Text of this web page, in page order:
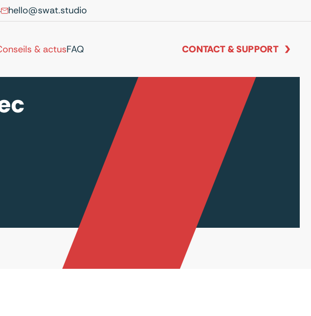
hello@swat.studio
& actusFAQ CONTACT & SUPPORT